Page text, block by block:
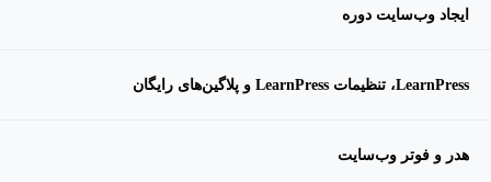
ایجاد وب‌سایت دوره
LearnPress، تنظیمات LearnPress و پلاگین‌های رایگان
هدر و فوتر وب‌سایت